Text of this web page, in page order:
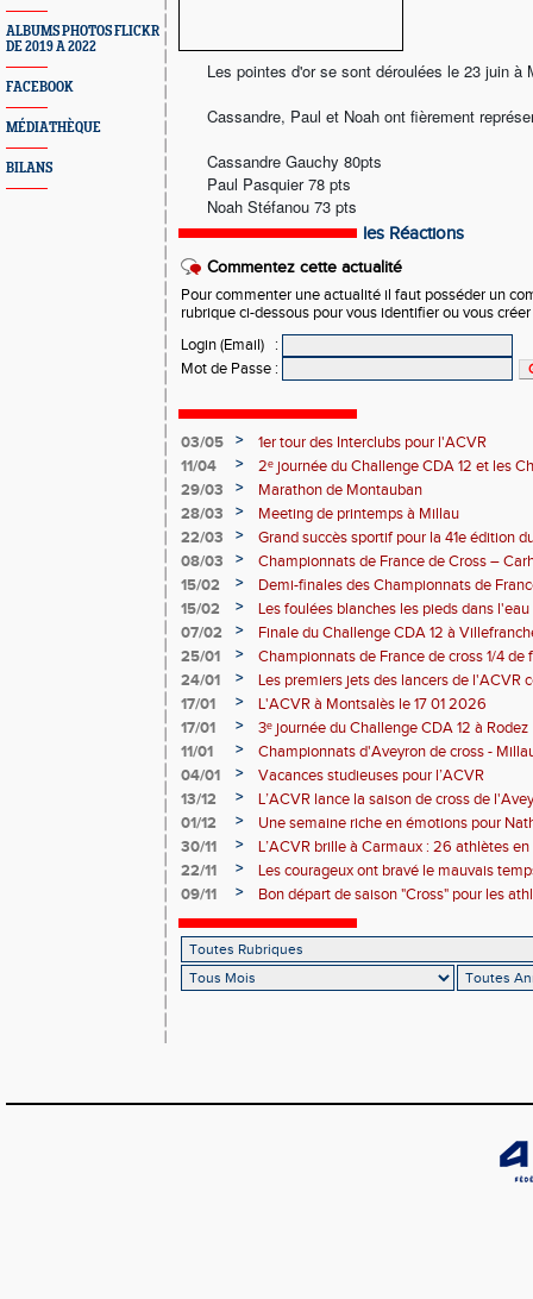
ALBUMS PHOTOS FLICKR
DE 2019 A 2022
FACEBOOK
MÉDIATHÈQUE
BILANS
Les pointes d'or se sont déroulées le 23 juin à
Cassandre, Paul et Noah ont fièrement
Cassandre Gauchy 80pts
Paul Pasquier 78 pts
Noah Stéfanou 73 pts
les Réactions
Commentez cette actualité
Pour commenter une actualité il faut posséder un
rubrique ci-dessous pour vous identifier ou vous
Login (Email)
:
Mot de Passe :
03/05 >
1er tour des Interclubs pour l'ACVR
11/04
>
2ᵉ journée du Challenge CDA 12 et les
29/03
>
Marathon de Montauban
28/03
>
Meeting de printemps à Millau
22/03
>
Grand succès sportif pour la 41e édition
malgré un problème côté randonnée
08/03 >
Championnats de France de Cross –
15/02
>
Demi-finales des Championnats de
15/02
>
Les foulées blanches les pieds dans
performances individuelles
07/02 >
Finale du Challenge CDA 12 à
25/01
>
Championnats de France de cross 1/4
la-Grave 25 01 2026
24/01 >
Les premiers jets des lancers de l'ACVR
Rodez
17/01 >
L'ACVR à Montsalès le 17 01 2026
17/01
>
3ᵉ journée du Challenge CDA 12 à Rodez
11/01
>
Championnats d'Aveyron de cross -
04/01
>
Vacances studieuses pour l’ACVR
13/12
>
L’ACVR lance la saison de cross de
01/12
>
Une semaine riche en émotions pour
de l’ACVR
30/11 >
L’ACVR brille à Carmaux : 26 athlètes
country international Hubert André
22/11 >
Les courageux ont bravé le mauvais
09/11
>
Bon départ de saison "Cross" pour les